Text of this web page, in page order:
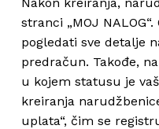
stranci „MOJ
pogledati sve detalje
predračun. Takođe,
u kojem statusu je
kreiranja
uplata“, čim se